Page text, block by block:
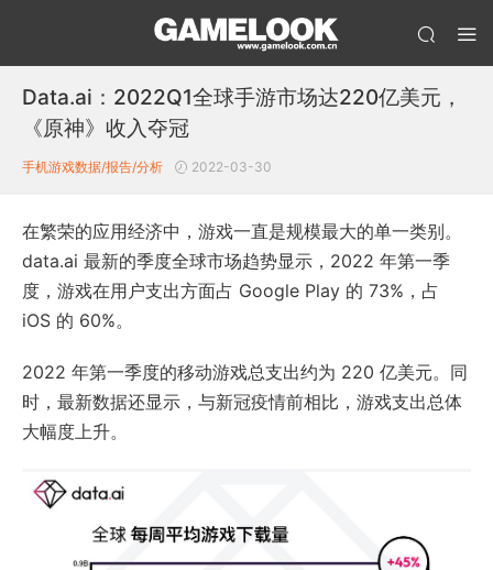
Data.ai：2022Q1全球手游市场达220亿美元，
《原神》收入夺冠
手机游戏数据/报告/分析 2022-03-30
在繁荣的应用经济中，游戏一直是规模最大的单一类别。
data.ai 最新的季度全球市场趋势显示，2022 年第一季
度，游戏在用户支出方面占 Google Play 的 73%，占
iOS 的 60%。
2022 年第一季度的移动游戏总支出约为 220 亿美元。同
时，最新数据还显示，与新冠疫情前相比，游戏支出总体
大幅度上升。